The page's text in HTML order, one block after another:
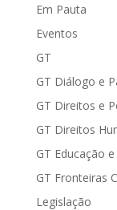
Em Pauta
Eventos
GT
GT Diálogo e
GT Direitos e
GT Direitos
GT Educação
GT Fronteiras
Legislação